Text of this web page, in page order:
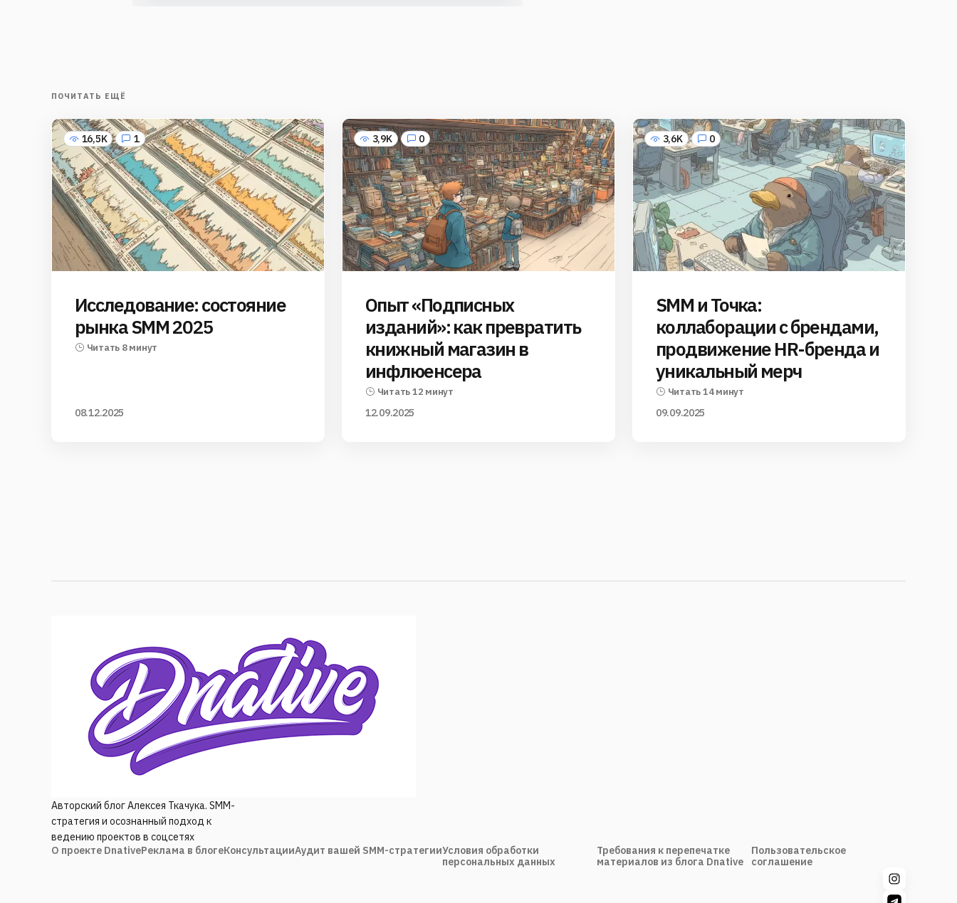
ПОЧИТАТЬ ЕЩЁ
16,5K 1
Исследование: состояние
рынка SMM 2025
Читать 8 минут
08.12.2025
3,9K 0
Опыт «Подписных
изданий»: как превратить
книжный магазин в
инфлюенсера
Читать 12 минут
12.09.2025
3,6K 0
SMM и Точка:
коллаборации с брендами,
продвижение HR-бренда и
уникальный мерч
Читать 14 минут
09.09.2025
Авторский блог Алексея Ткачука. SMM-
стратегия и осознанный подход к
ведению проектов в соцсетях
О проекте DnativeРеклама в блогеКонсультацииАудит вашей SMM-стратегииУсловия обработки
персональных данных
Требования к перепечатке
материалов из блога Dnative
Пользовательское
соглашение